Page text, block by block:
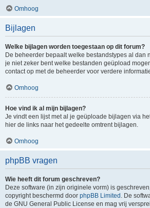
Omhoog
Bijlagen
Welke bijlagen worden toegestaan op dit forum?
De beheerder bepaalt welke bestandstypes al dan
je niet zeker bent welke bestanden geüpload
contact op met de beheerder voor verdere
Omhoog
Hoe vind ik al mijn bijlagen?
Je vindt een lijst met al je geüploade bijlagen via
hier de links naar het gedeelte omtrent bijlagen.
Omhoog
phpBB vragen
Wie heeft dit forum geschreven?
Deze software (in zijn originele vorm) is
copyright beschermd door phpBB Limited . De
de GNU General Public License en mag vrij